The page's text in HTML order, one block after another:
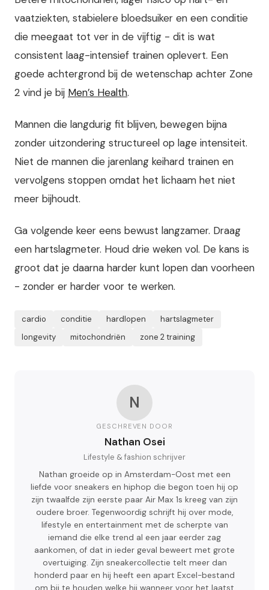
vaatziekten, stabielere bloedsuiker en een conditie
die meegaat tot ver in de vijftig - dit is wat
consistent laag-intensief trainen oplevert. Een
goede achtergrond bij de wetenschap achter Zone
2 vind je bij Men’s Health.
Mannen die langdurig fit blijven, bewegen bijna
zonder uitzondering structureel op lage intensiteit.
Niet de mannen die jarenlang keihard trainen en
vervolgens stoppen omdat het lichaam het niet
meer bijhoudt.
Ga volgende keer eens bewust langzamer. Draag
een hartslagmeter. Houd drie weken vol. De kans is
groot dat je daarna harder kunt lopen dan voorheen
- zonder er harder voor te werken.
cardio conditie hardlopen
hartslagmeter
longevity
mitochondriën zone 2 training
N
GESCHREVEN DOOR
Nathan Osei
Lifestyle & fashion schrijver
Nathan groeide op in Amsterdam-Oost met een
liefde voor sneakers en hiphop die begon toen hij op
zijn twaalfde zijn eerste paar Air Max 1s kreeg van zijn
oudere broer. Tegenwoordig schrijft hij over mode,
lifestyle en entertainment met de scherpte van
iemand die elke trend al een jaar eerder zag
aankomen, of dat in ieder geval beweert met grote
overtuiging. Zijn sneakercollectie telt meer dan
honderd paar en hij heeft een apart Excel-bestand